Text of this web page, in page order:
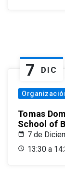
7 DIC
Tomas
School of
7 de
13:30 a